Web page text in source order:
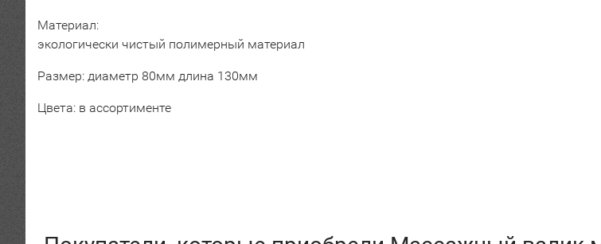
Материал:
экологически чистый полимерный материал
Размер: диаметр 80мм длина 130мм
Цвета: в ассортименте